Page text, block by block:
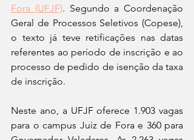
Fora (UFJF). Segundo a Coordenação
Geral de Processos Seletivos (Copese),
o texto já teve retificações nas datas
referentes ao período de inscrição e ao
processo de pedido de isenção da taxa
de inscrição.
Neste ano, a UFJF oferece 1.903 vagas
para o campus Juiz de Fora e 360 para